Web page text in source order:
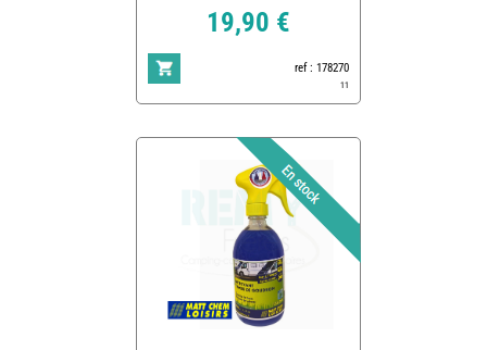
19,90 €
ref : 178270
11